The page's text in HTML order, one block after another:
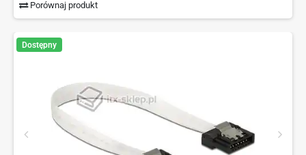
Porównaj produkt
Dostępny